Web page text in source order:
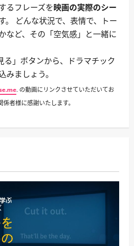
るフレーズを映画の実際のシー
。 どんな状況で、表情で、トー
など、その「空気感」と一緒に
る」ボタンから、ドラマチック
みましょう。
. の動画にリンクさせていただいてお
者様に感謝いたします。